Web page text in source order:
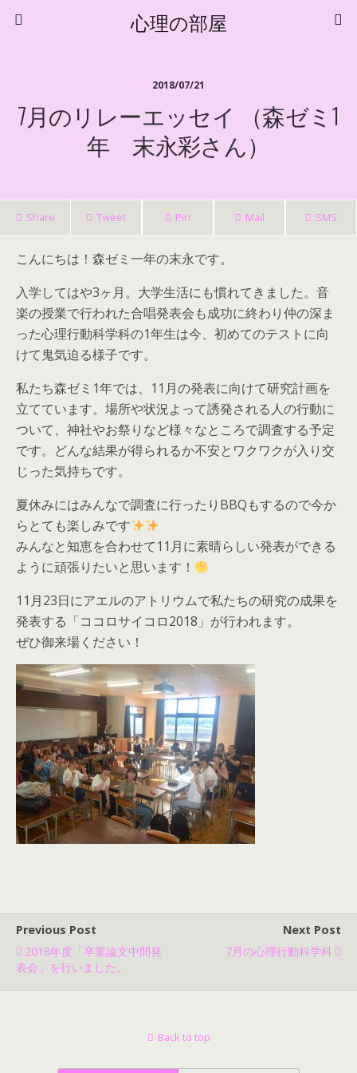
心理の部屋
2018/07/21
7月のリレーエッセイ （森ゼミ1
年 末永彩さん）
Share Tweet Pin Mail SMS
こんにちは！森ゼミ一年の末永です。
入学してはや3ヶ月。大学生活にも慣れてきました。音
楽の授業で行われた合唱発表会も成功に終わり仲の深ま
った心理行動科学科の1年生は今、初めてのテストに向
けて鬼気迫る様子です。
私たち森ゼミ1年では、11月の発表に向けて研究計画を
立てています。場所や状況よって誘発される人の行動に
ついて、神社やお祭りなど様々なところで調査する予定
です。どんな結果が得られるか不安とワクワクが入り交
じった気持ちです。
夏休みにはみんなで調査に行ったりBBQもするので今か
らとても楽しみです
みんなと知恵を合わせて11月に素晴らしい発表ができる
ように頑張りたいと思います！
11月23日にアエルのアトリウムで私たちの研究の成果を
発表する「ココロサイコロ2018」が行われます。
ぜひ御来場ください！
Previous Post
2018年度「卒業論文中間発
表会」を行いました。
Next Post
7月の心理行動科学科
Back to top